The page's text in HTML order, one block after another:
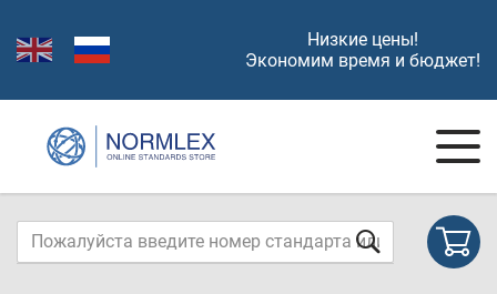
Низкие цены!
Экономим время и бюджет!